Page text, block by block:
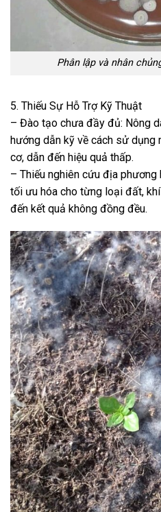
Phân lập và nhân
5. Thiếu Sự Hỗ Trợ Kỹ Thuật
– Đào tạo chưa đầy đủ: Nông
hướng dẫn kỹ về cách sử dụng
cơ, dẫn đến hiệu quả thấp.
– Thiếu nghiên cứu địa
tối ưu hóa cho từng loại đất,
đến kết quả không đồng đều.